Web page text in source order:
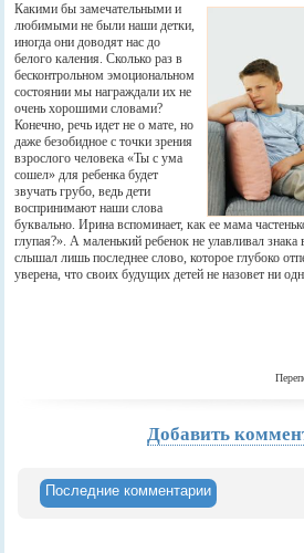
Какими бы замечательными и
любимыми не были наши детки,
иногда они доводят нас до
белого каления. Сколько раз в
бесконтрольном эмоциональном
состоянии мы награждали их не
очень хорошими словами?
Конечно, речь идет не о мате, но
даже безобидное с точки зрения
взрослого человека «Ты с ума
сошел» для ребенка будет
звучать грубо, ведь дети
воспринимают наши слова
буквально. Ирина вспоминает, как ее мама
глупая?». А маленький ребенок не улавливал
слышал лишь последнее слово, которое глубоко
уверена, что своих будущих детей не назовет ни
Добавить
Последние комментарии